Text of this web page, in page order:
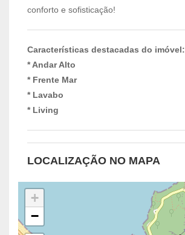
conforto e sofisticação!
Características destacadas do imóvel:
* Andar Alto
* Frente Mar
* Lavabo
* Living
LOCALIZAÇÃO NO MAPA
+
−